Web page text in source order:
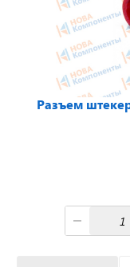
Приборные
Разъем